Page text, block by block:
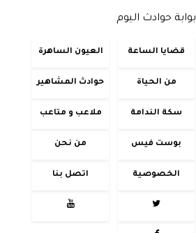
بوابة حوادث اليوم
قضايا الساعة العيون الساهرة
من الحياة حوادث المشاهير
سكة الندامة ملاعب و متاعب
بوست فيس من نحن
الخصوصية اتصل بنا

